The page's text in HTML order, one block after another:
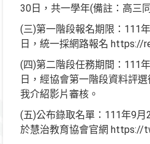
30日，共一學年(備註：高三
(三)第一階段報名期限：111
日，統一採網路報名 https://
(四)第二階段任務期間：111
日，經協會第一階段資料評
我介紹影片審核。
(五)公布錄取名單：111年9
於慧治教育協會官網 https://